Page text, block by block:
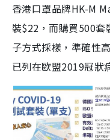
香港口罩品牌HK-M
裝$22，而購買500
子方式採樣，準確性
已列在歐盟2019冠狀